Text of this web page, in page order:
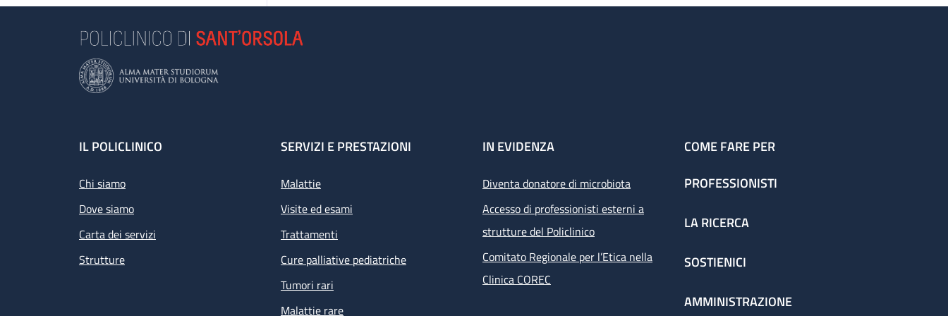
Footer
IL POLICLINICO
Chi siamo
Dove siamo
Carta dei servizi
Strutture
SERVIZI E PRESTAZIONI
Malattie
Visite ed esami
Trattamenti
Cure palliative pediatriche
Tumori rari
Malattie rare
IN EVIDENZA
Diventa donatore di microbiota
Accesso di professionisti esterni a
strutture del Policlinico
Comitato Regionale per l’Etica nella
Clinica COREC
COME FARE PER
PROFESSIONISTI
LA RICERCA
SOSTIENICI
AMMINISTRAZIONE